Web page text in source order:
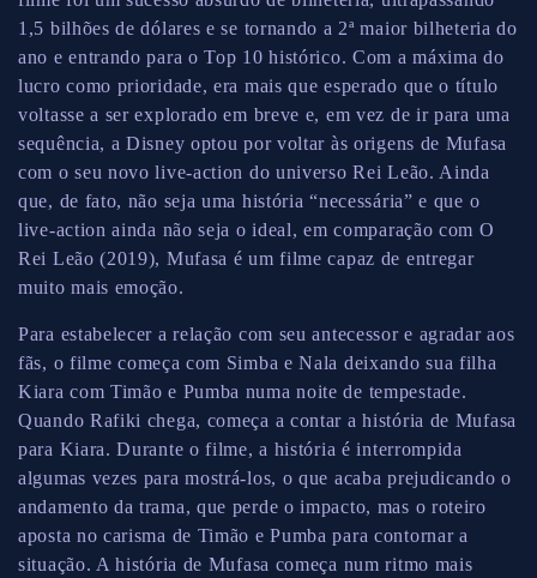
1,5 bilhões de dólares e se tornando a 2ª maior bilheteria do
ano e entrando para o Top 10 histórico. Com a máxima do
lucro como prioridade, era mais que esperado que o título
voltasse a ser explorado em breve e, em vez de ir para uma
sequência, a Disney optou por voltar às origens de Mufasa
com o seu novo live-action do universo Rei Leão. Ainda
que, de fato, não seja uma história “necessária” e que o
live-action ainda não seja o ideal, em comparação com O
Rei Leão (2019), Mufasa é um filme capaz de entregar
muito mais emoção.
Para estabelecer a relação com seu antecessor e agradar aos
fãs, o filme começa com Simba e Nala deixando sua filha
Kiara com Timão e Pumba numa noite de tempestade.
Quando Rafiki chega, começa a contar a história de Mufasa
para Kiara. Durante o filme, a história é interrompida
algumas vezes para mostrá-los, o que acaba prejudicando o
andamento da trama, que perde o impacto, mas o roteiro
aposta no carisma de Timão e Pumba para contornar a
situação. A história de Mufasa começa num ritmo mais